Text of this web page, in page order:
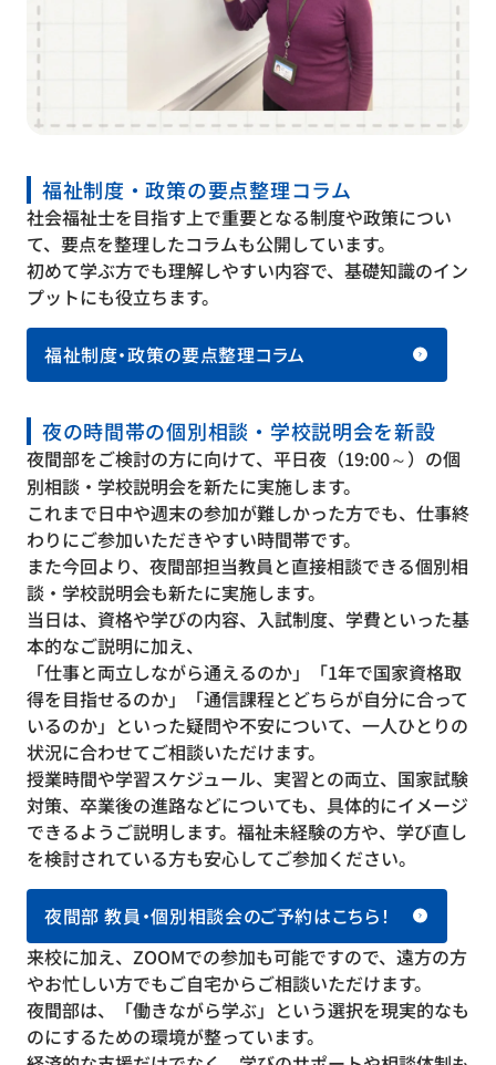
福祉制度・政策の要点整理コラム
社会福祉士を目指す上で重要となる制度や政策につい
て、要点を整理したコラムも公開しています。
初めて学ぶ方でも理解しやすい内容で、基礎知識のイン
プットにも役立ちます。
福祉制度・政策の要点整理コラム
夜の時間帯の個別相談・学校説明会を新設
夜間部をご検討の方に向けて、平日夜（19:00～）の個
別相談・学校説明会を新たに実施します。
これまで日中や週末の参加が難しかった方でも、仕事終
わりにご参加いただきやすい時間帯です。
また今回より、夜間部担当教員と直接相談できる個別相
談・学校説明会も新たに実施します。
当日は、資格や学びの内容、入試制度、学費といった基
本的なご説明に加え、
「仕事と両立しながら通えるのか」「1年で国家資格取
得を目指せるのか」「通信課程とどちらが自分に合って
いるのか」といった疑問や不安について、一人ひとりの
状況に合わせてご相談いただけます。
授業時間や学習スケジュール、実習との両立、国家試験
対策、卒業後の進路などについても、具体的にイメージ
できるようご説明します。福祉未経験の方や、学び直し
を検討されている方も安心してご参加ください。
夜間部 教員・個別相談会のご予約はこちら！
来校に加え、ZOOMでの参加も可能ですので、遠方の方
やお忙しい方でもご自宅からご相談いただけます。
夜間部は、「働きながら学ぶ」という選択を現実的なも
のにするための環境が整っています。